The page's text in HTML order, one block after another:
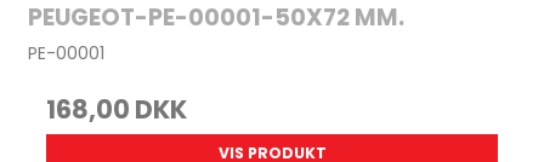
PEUGEOT-PE-00001-50X72 MM.
PE-00001
168,00 DKK
VIS PRODUKT